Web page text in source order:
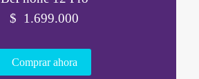
$ 1.699.000
Comprar ahora